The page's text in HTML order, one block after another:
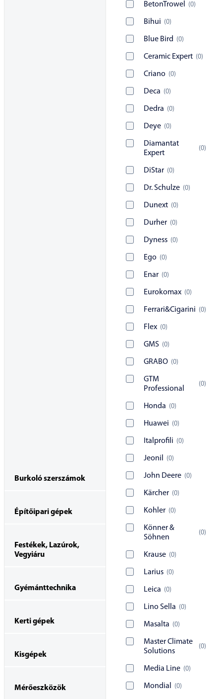
BetonTrowel (0)
Bihui (0)
Blue Bird (0)
Ceramic Expert (0)
Criano (0)
Deca (0)
Dedra (0)
Deye (0)
Diamantat
Expert
(0)
DiStar (0)
Dr. Schulze (0)
Dunext (0)
Durher (0)
Dyness (0)
Ego (0)
Enar (0)
Eurokomax (0)
Ferrari&Cigarini (0)
Flex (0)
GMS (0)
GRABO (0)
GTM
Professional
(0)
Honda (0)
Huawei (0)
Italprofili (0)
Jeonil (0)
John Deere (0)
Kärcher (0)
Kohler (0)
Könner &
Söhnen
(0)
Krause (0)
Larius (0)
Leica (0)
Lino Sella (0)
Masalta (0)
Master Climate
Solutions
(0)
Media Line (0)
Mondial (0)
Burkoló szerszámok
Építőipari gépek
Festékek, Lazúrok,
Vegyiáru
Gyémánttechnika
Kerti gépek
Kisgépek
Mérőeszközök